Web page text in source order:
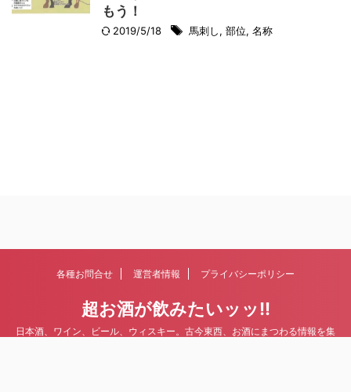
もう！
2019/5/18 馬刺し, 部位, 名称
各種お問合せ 運営者情報 プライバシーポリシー
超お酒が飲みたいッッ!!
日本酒、ワイン、ビール、ウィスキー。古今東西、お酒にまつわる情報を集